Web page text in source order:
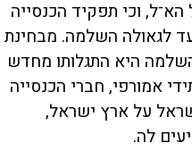
הא־ל, וכי תפקיד הכנסייה
לגאולה השלמה. מבחינת
השלמה היא התגלותו מחדש
אמורפי, חברי הכנסייה
על ארץ ישראל,
לה.